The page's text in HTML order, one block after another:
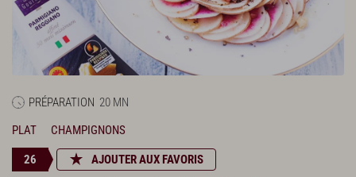
PRÉPARATION 20 MN
PLAT
CHAMPIGNONS
26 AJOUTER AUX FAVORIS